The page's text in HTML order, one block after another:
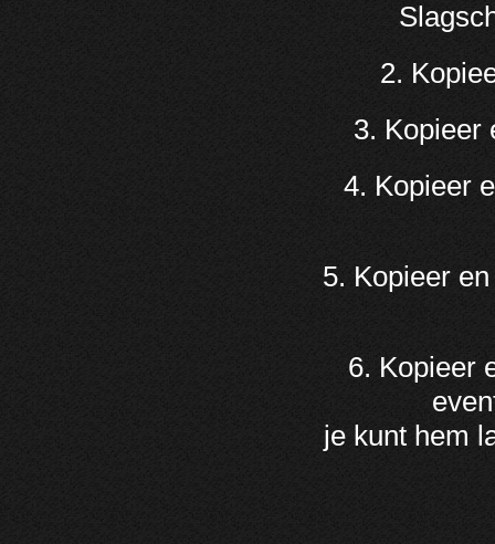
2.
3. Kopieer
4. Kopieer
5. Kopieer
6. Kopieer
je kunt hem